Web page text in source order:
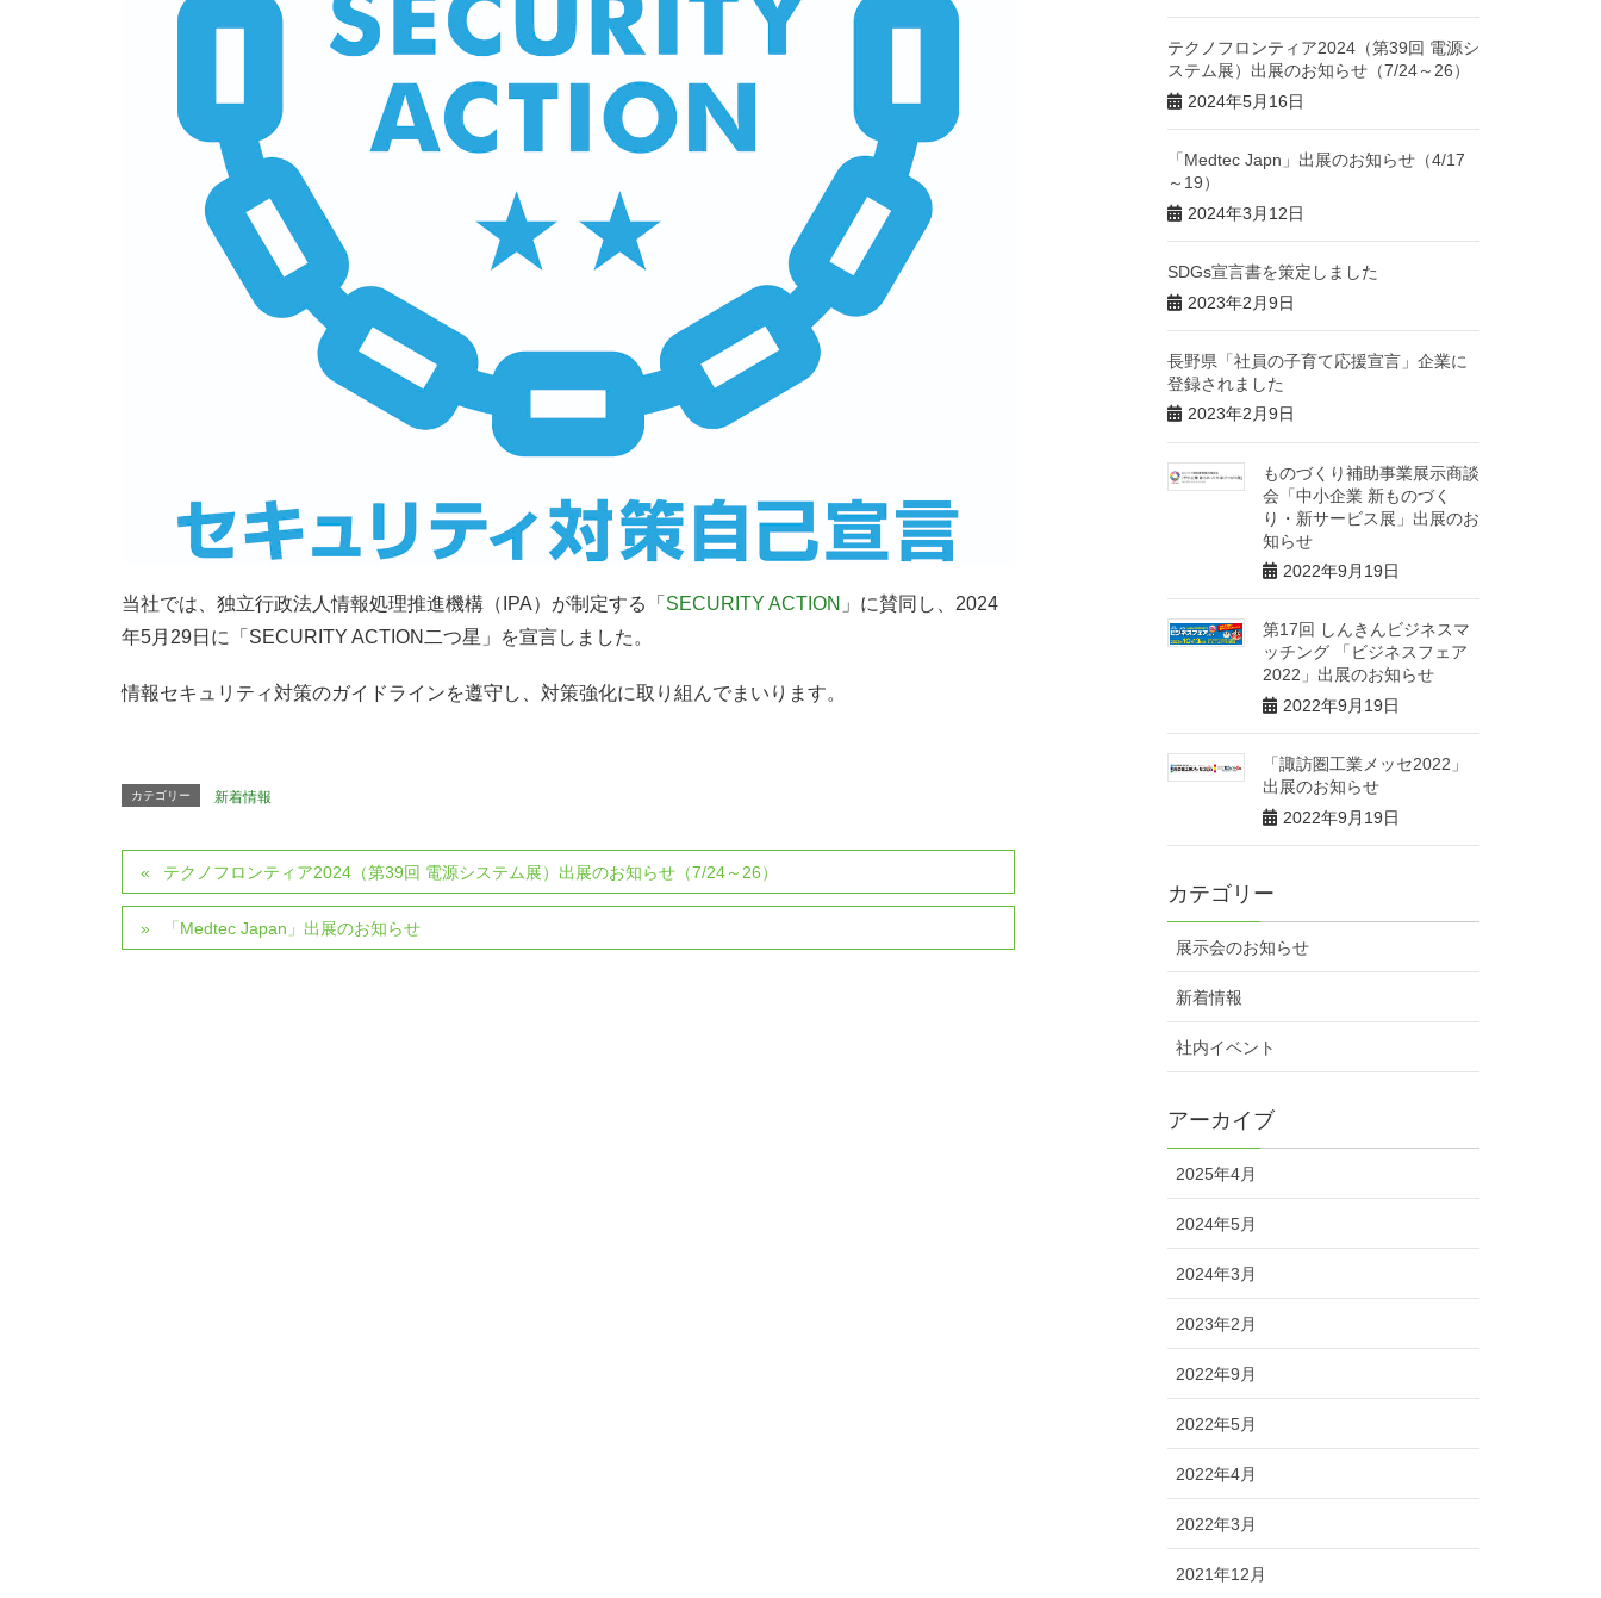
当社では、独立行政法人情報処理推進機構（IPA）が制定する「 SECURITY ACTION 」に賛同し、2024
年5月29日に「SECURITY ACTION二つ星」を宣言しました。
情報セキュリティ対策のガイドラインを遵守し、対策強化に取り組んでまいります。
カテゴリー 新着情報
テクノフロンティア2024（第39回 電源システム展）出展のお知らせ（7/24～26）
「Medtec Japan」出展のお知らせ
テクノフロンティア2024（第39回 電源シ
ステム展）出展のお知らせ（7/24～26）
2024年5月16日
「Medtec Japn」出展のお知らせ（4/17
～19）
2024年3月12日
SDGs宣言書を策定しました
2023年2月9日
長野県「社員の子育て応援宣言」企業に
登録されました
2023年2月9日
ものづくり補助事業展示商談
会「中小企業 新ものづく
り・新サービス展」出展のお
知らせ
2022年9月19日
第17回 しんきんビジネスマ
ッチング 「ビジネスフェア
2022」出展のお知らせ
2022年9月19日
「諏訪圏工業メッセ2022」
出展のお知らせ
2022年9月19日
カテゴリー
展示会のお知らせ
新着情報
社内イベント
アーカイブ
2025年4月
2024年5月
2024年3月
2023年2月
2022年9月
2022年5月
2022年4月
2022年3月
2021年12月